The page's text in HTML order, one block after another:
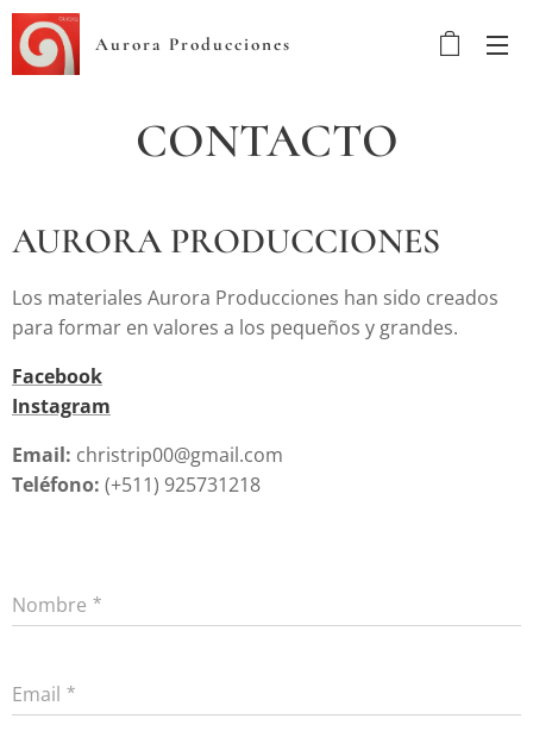
Aurora Producciones
CONTACTO
AURORA PRODUCCIONES
Los materiales Aurora Producciones han sido creados
para formar en valores a los pequeños y grandes.
Facebook
Instagram
Email: christrip00@gmail.com
Teléfono: (+511) 925731218
Nombre
Email